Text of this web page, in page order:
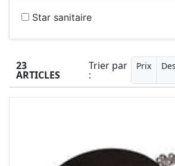
Star sanitaire
23
ARTICLES
Trier par
:
Prix